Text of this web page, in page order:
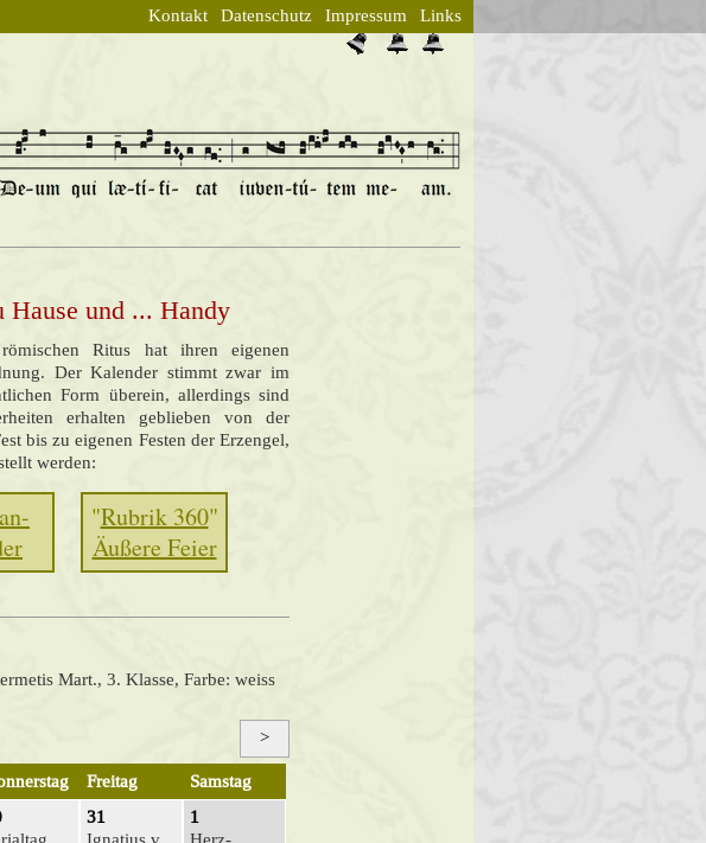
Kontakt Datenschutz Impressum Links
Hause und ... Handy
Ritus hat ihren eigenen
Der Kalender stimmt zwar im
Form überein, allerdings sind
erhalten geblieben von der
bis zu eigenen Festen der Erzengel,
werden:
"Rubrik 360"
Äußere Feier
Mart., 3. Klasse, Farbe: weiss
>
Freitag
Samstag
31
1